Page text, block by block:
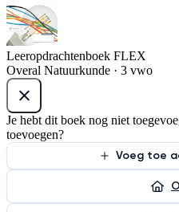
Leeropdrachtenboek FLEX
Overal Natuurkunde · 3 vwo
Je hebt dit boek nog niet
toevoegen?
Voeg toe